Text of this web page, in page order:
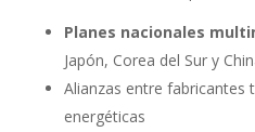
Planes nacionales
Japón, Corea del Sur y
Alianzas entre fabricantes
energéticas